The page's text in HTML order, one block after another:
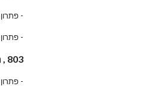
-
-
803 , חורף תשע"א - 2011
-